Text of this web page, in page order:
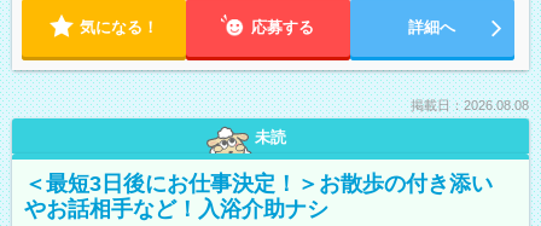
気になる！ 応募する 詳細へ
掲載日：2026.08.08
未読
＜最短3日後にお仕事決定！＞お散歩の付き添い
やお話相手など！入浴介助ナシ